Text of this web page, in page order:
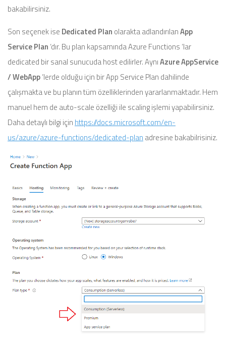
bakabilirsiniz.
Son seçenek ise Dedicated Plan olarakta adlandırılanApp
Service Plan ‘dır. Bu plan kapsamında Azure Functions ‘lar
dedicated bir sanal sunucuda host edilirler. AynıAzure AppService
/ WebApp‘lerde olduğu için bir App Service Plan dahilinde
çalışmakta ve bu planın tüm özelliklerinden yararlanmaktadır. Hem
manuel hem de auto-scale özelliği ile scaling işlemi yapabilirsiniz.
Daha detaylı bilgi için https://docs.microsoft.com/en-
us/azure/azure-functions/dedicated-plan adresine bakabilrisiniz.